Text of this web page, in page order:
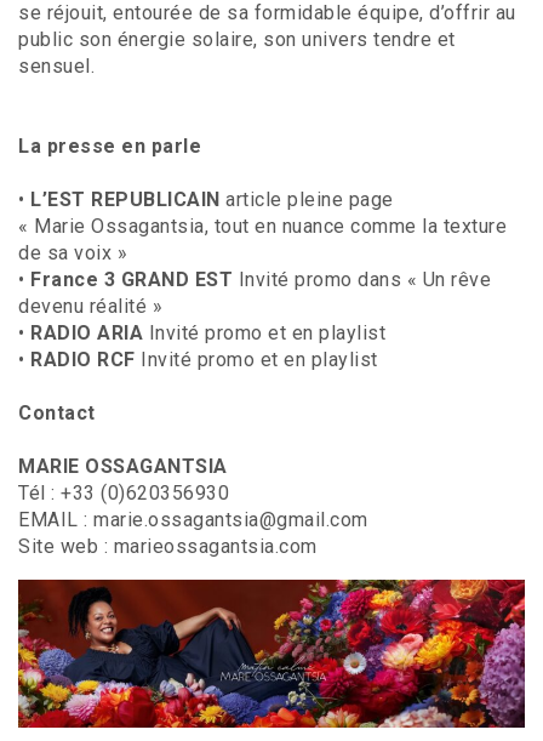
se réjouit, entourée de sa formidable équipe, d’offrir au
public son énergie solaire, son univers tendre et
sensuel.
La presse en parle
• L’EST REPUBLICAIN article pleine page
« Marie Ossagantsia, tout en nuance comme la texture
de sa voix »
• France 3 GRAND EST Invité promo dans « Un rêve
devenu réalité »
• RADIO ARIA Invité promo et en playlist
• RADIO RCF Invité promo et en playlist
Contact
MARIE OSSAGANTSIA
Tél : +33 (0)620356930
EMAIL : marie.ossagantsia@gmail.com
Site web : marieossagantsia.com